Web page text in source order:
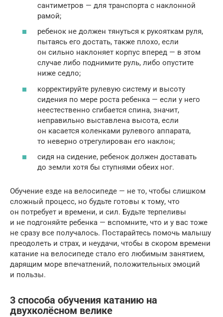
сантиметров — для транспорта с наклонной
рамой;
ребенок не должен тянуться к рукояткам руля,
пытаясь его достать, также плохо, если
он сильно наклоняет корпус вперед — в этом
случае либо поднимите руль, либо опустите
ниже седло;
корректируйте рулевую систему и высоту
сидения по мере роста ребенка — если у него
неестественно сгибается спина, значит,
неправильно выставлена высота, если
он касается коленками рулевого аппарата,
то неверно отрегулирован его наклон;
сидя на сидение, ребенок должен доставать
до земли хотя бы ступнями обеих ног.
Обучение езде на велосипеде — не то, чтобы слишком
сложный процесс, но будьте готовы к тому, что
он потребует и времени, и сил. Будьте терпеливы
и не подгоняйте ребенка — вспомните, что и у вас тоже
не сразу все получалось. Постарайтесь помочь малышу
преодолеть и страх, и неудачи, чтобы в скором времени
катание на велосипеде стало его любимым занятием,
дарящим море впечатлений, положительных эмоций
и пользы.
3 способа обучения катанию на
двухколёсном велике